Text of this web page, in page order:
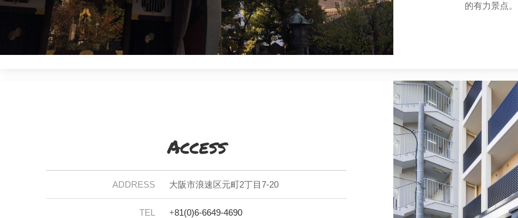
的有力景点。
Access
ADDRESS 大阪市浪速区元町2丁目7-20
TEL +81(0)6-6649-4690